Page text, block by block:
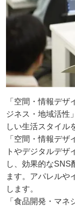
「空間・情報デ
ジネス・地域活性
しい生活スタイル
「空間・情報デ
トやデジタルデザ
し、効果的なSNS
ます。アパレルや
します。
「食品開発・マ